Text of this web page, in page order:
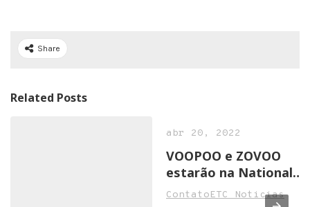
Share
Related Posts
abr 20, 2022
VOOPOO e ZOVOO
estarão na National
Convenience Show
ContatoETC Noticias